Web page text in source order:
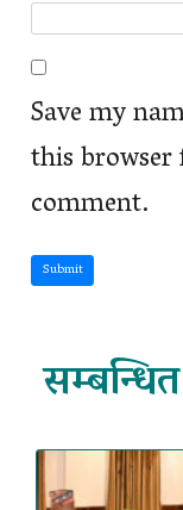
Save my
this
comment.
Submit